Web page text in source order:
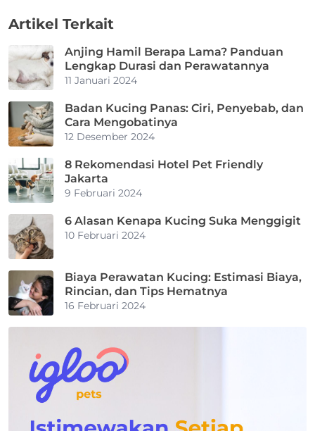
Artikel Terkait
Anjing Hamil Berapa Lama? Panduan
Lengkap Durasi dan Perawatannya
11 Januari 2024
Badan Kucing Panas: Ciri, Penyebab, dan
Cara Mengobatinya
12 Desember 2024
8 Rekomendasi Hotel Pet Friendly
Jakarta
9 Februari 2024
6 Alasan Kenapa Kucing Suka Menggigit
10 Februari 2024
Biaya Perawatan Kucing: Estimasi Biaya,
Rincian, dan Tips Hematnya
16 Februari 2024